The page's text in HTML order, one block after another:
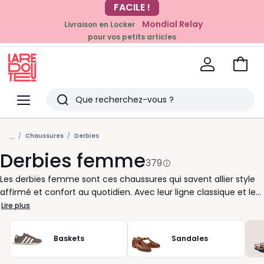
EN CE MOMENT
-20% dès 39€*
Livraison en Locker Mondial Relay
pour vos petits articles
Menu
Redoute
Rechercher
Derniers
articles
vus
Voir
... Chaussures Derbies
Derbies femme379
Les derbies femme sont ces chaussures qui savent allier style
affirmé et confort au quotidien. Avec leur ligne classique et leur
laçage soigné, elles se glissent facilement dans toutes vos
envies de tenue, que vous cherchiez une allure professionnelle
ou une touche chic pour vos moments plus décontractés. Leur
avantage ? Vous pouvez les porter toute la journée sans
renoncer à cette élégance simple qui fait la différence.
Lire plus
Baskets Sandales